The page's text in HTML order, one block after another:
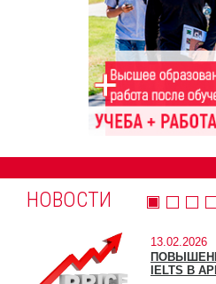
НОВОСТИ
13.02.2026
IELTS В